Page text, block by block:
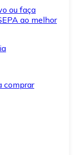
ou faça
ao melhor
comprar